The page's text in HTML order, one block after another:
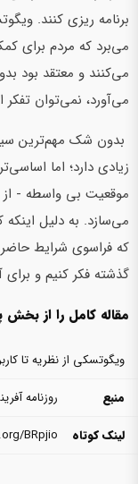
برنامه ریزی کنند.
می‌برد که مردم برای
می‌کنند و معتقد بود
می‌آورد، نمی‌توان تفکر
بدون شک مهم‌ترین
زیادی دارد؛ اما
موقعیت بی واسطه - از
می‌سازد. به دلیل اینکه
که فراسوی شرایط حاضر
گذشته فکر کنیم و برای
مقاله کامل را از
ویگوتسکی از نظریه تا
منبع
روزنامه
لینک کوتاه
BRpjio